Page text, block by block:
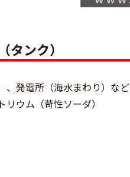
ンク）
発電所（海水まわり）など
ウム（苛性ソーダ）